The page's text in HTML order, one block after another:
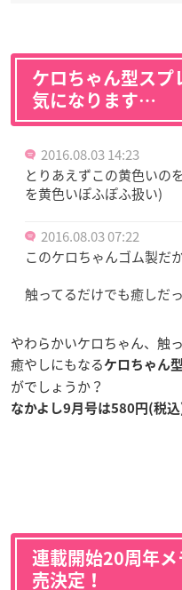
ケロちゃん型スプ
気になります…
2016.08.03 14:23
とりあえずこの黄色いの
を黄色いぽふぽふ扱い)
2016.08.03 07:22
このケロちゃんゴム製
触ってるだけでも癒しだ
やわらかいケロちゃん、触
癒やしにもなる ケロちゃん
がでしょうか？
なかよし9月号は580円(税
連載開始20周年
売決定！